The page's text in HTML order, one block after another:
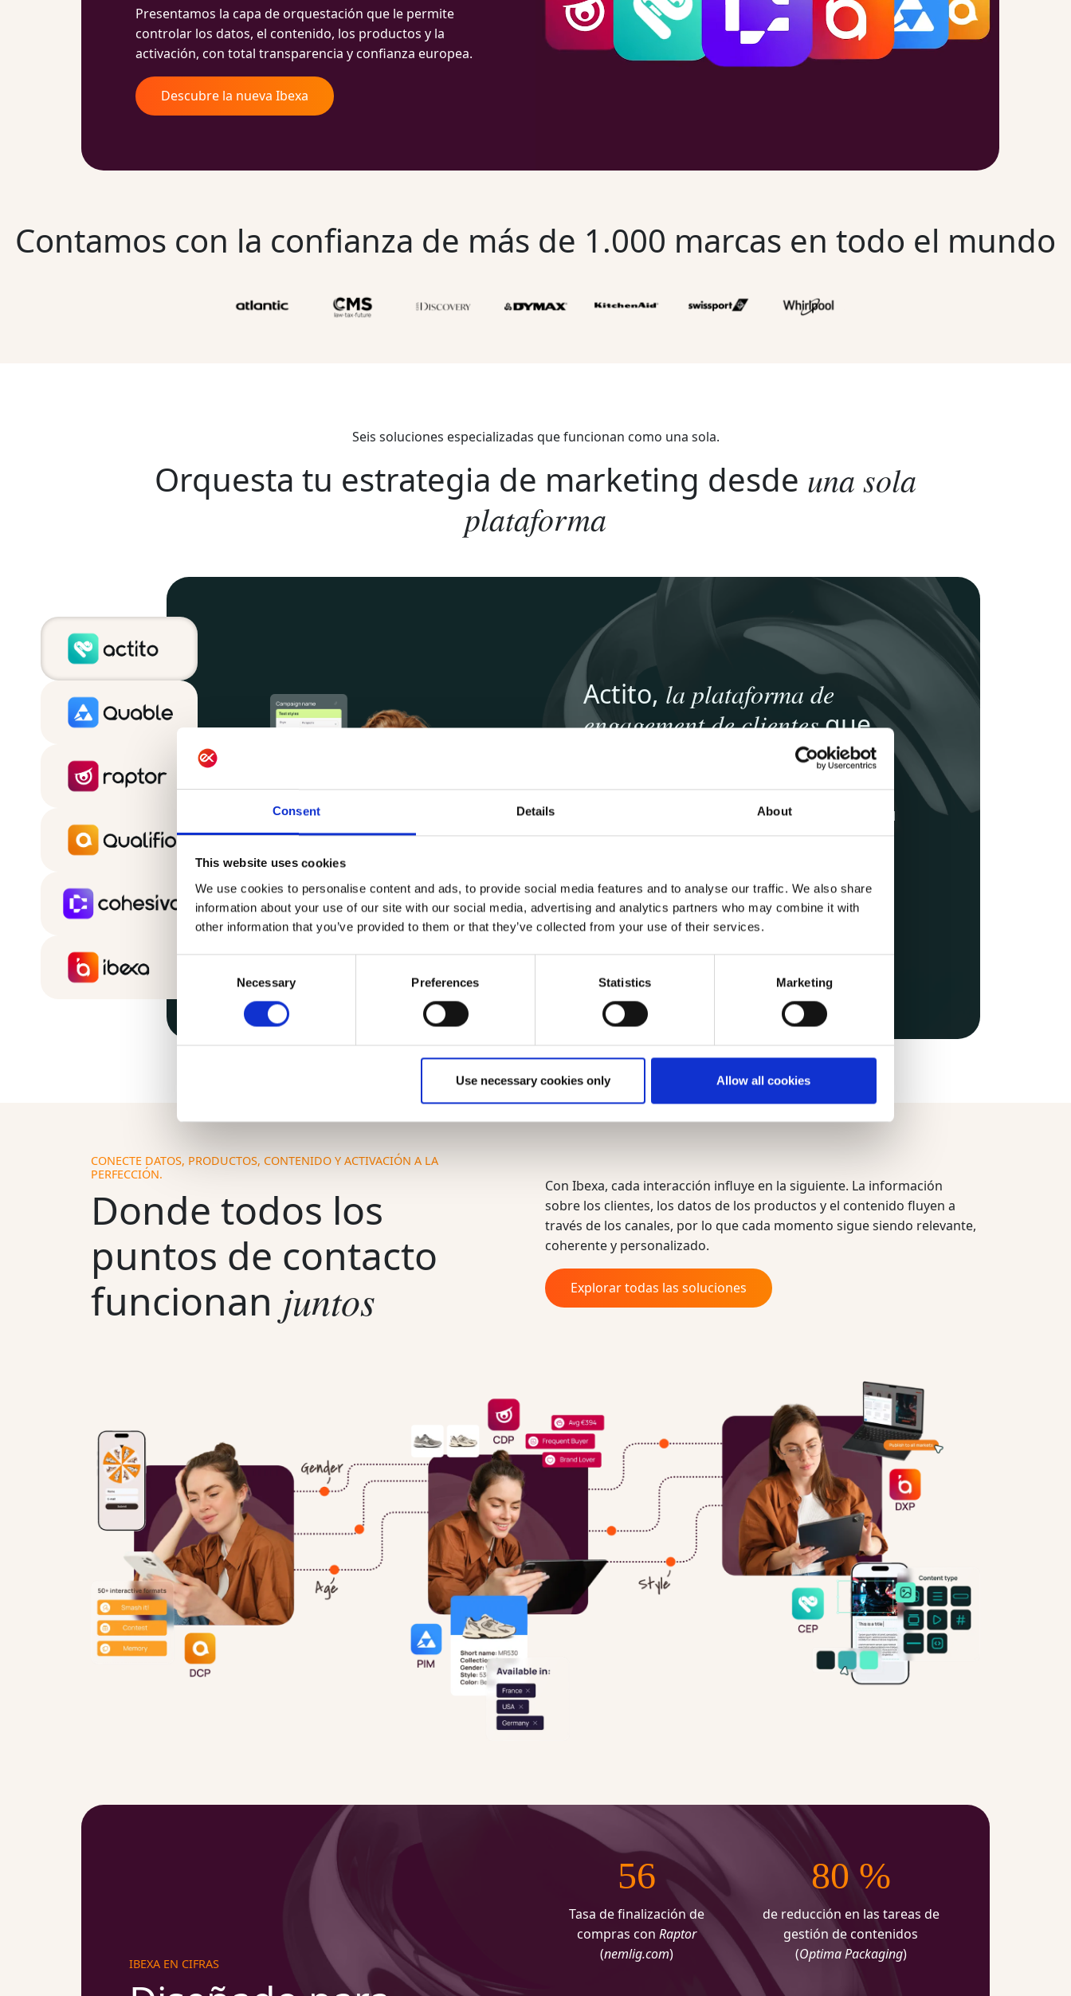
Consent Details About
This website uses cookies
We use cookies to personalise content and ads, to provide social media features and to analyse our traffic. We also share
information about your use of our site with our social media, advertising and analytics partners who may combine it with
other information that you’ve provided to them or that they’ve collected from your use of their services.
Necessary Preferences Statistics Marketing
Use necessary cookies only Allow all cookies
Presentamos la capa de orquestación que le permite
controlar los datos, el contenido, los productos y la
activación, con total transparencia y confianza europea.
Descubre la nueva Ibexa
Contamos con la confianza de más de 1.000 marcas en todo el mundo
Seis soluciones especializadas que funcionan como una sola.
Orquesta tu estrategia de marketing desde una sola
plataforma
Actito, la plataforma de
engagement de clientesque
hace que cada customer
journey cuente
Diseña, coordina y optimiza experiencias omnicanal
personalizadas a gran escala con nuestra CEP,
Descubre Actito
CONECTE DATOS, PRODUCTOS, CONTENIDO Y ACTIVACIÓN A LA
PERFECCIÓN.
Donde todos los
puntos de contacto
funcionan juntos
Con Ibexa, cada interacción influye en la siguiente. La información
sobre los clientes, los datos de los productos y el contenido fluyen a
través de los canales, por lo que cada momento sigue siendo relevante,
coherente y personalizado.
Explorar todas las soluciones
IBEXA EN CIFRAS
56
Tasa de finalización de
compras con Raptor
(nemlig.com)
80 %
de reducción en las tareas de
gestión de contenidos
(Optima Packaging)